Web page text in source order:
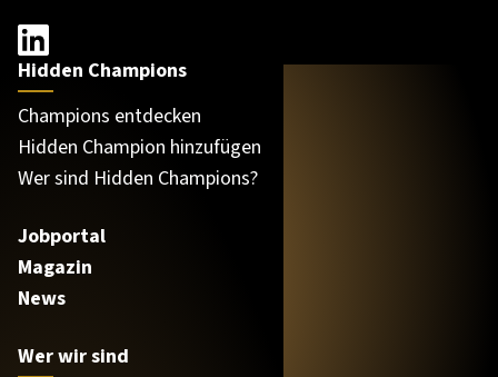
Hidden Champions
Champions entdecken
Hidden Champion hinzufügen
Wer sind Hidden Champions?
Jobportal
Magazin
News
Wer wir sind